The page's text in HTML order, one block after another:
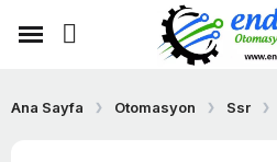
Ana Sayfa Otomasyon Ssr